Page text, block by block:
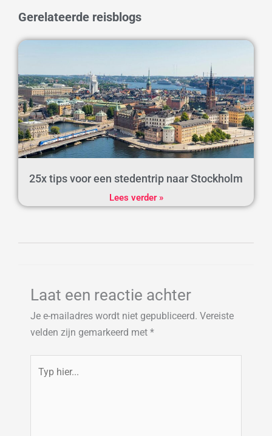
Gerelateerde reisblogs
25x tips voor een stedentrip naar Stockholm
Lees verder »
Laat een reactie achter
Je e-mailadres wordt niet gepubliceerd. Vereiste
velden zijn gemarkeerd met *
hier...